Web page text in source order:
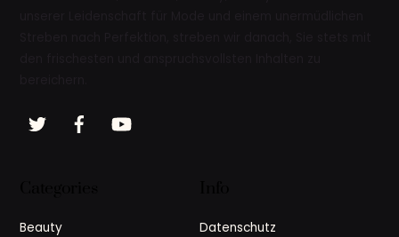
Twitter
Beauty
Datenschutz